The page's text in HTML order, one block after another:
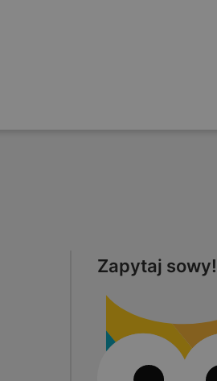
Zapytaj sowy!